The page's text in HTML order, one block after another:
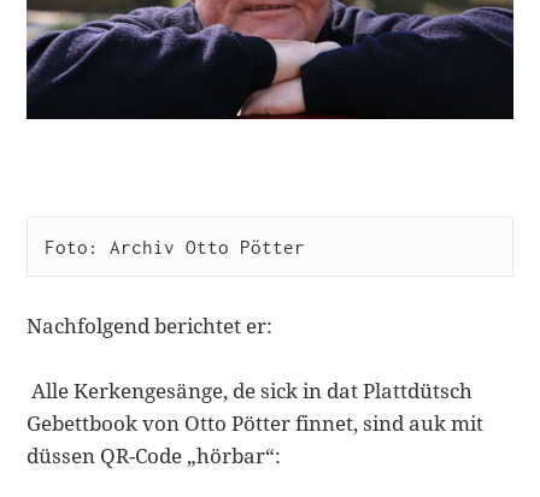
Foto: Archiv Otto Pötter
Nachfolgend berichtet er:
Alle Kerkengesänge, de sick in dat Plattdütsch
Gebettbook von Otto Pötter finnet, sind auk mit
düssen QR-Code „hörbar“: